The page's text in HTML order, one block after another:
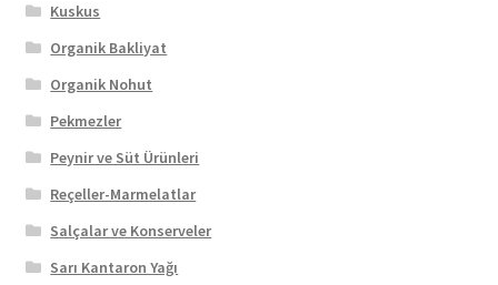
Kuskus
Organik Bakliyat
Organik Nohut
Pekmezler
Peynir ve Süt Ürünleri
Reçeller-Marmelatlar
Salçalar ve Konserveler
Sarı Kantaron Yağı